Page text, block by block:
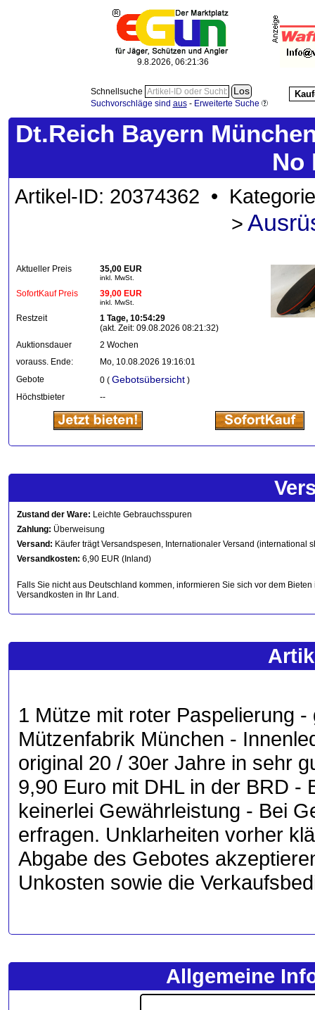
9.8.2026, 06:21:37
Schnellsuche
Suchvorschläge sind aus- Erweiterte Suche
Dt.Reich Bayern
No
Artikel-ID: 20374362 •
>
Aktueller Preis 35,00 EUR
inkl. MwSt.
SofortKauf Preis 39,00 EUR
inkl. MwSt.
Restzeit
1 Tage, 10:54:29
(akt. Zeit: 09.08.2026 08:21:32)
Auktionsdauer
2 Wochen
vorauss. Ende:
Mo, 10.08.2026 19:16:01
Gebote
0 ( Gebotsübersicht )
Höchstbieter
--
Zustand der Ware: Leichte Gebrauchsspuren
Zahlung: Überweisung
Versand: Käufer trägt Versandspesen, Internationaler Versand (international
Versandkosten: 6,90 EUR (Inland)
Falls Sie nicht aus Deutschland kommen, informieren Sie sich vor dem
Versandkosten in Ihr Land.
1 Mütze mit roter Paspelierung
Mützenfabrik München -
original 20 / 30er Jahre in sehr
9,90 Euro mit DHL in der BRD -
keinerlei Gewährleistung - Bei
erfragen. Unklarheiten vorher
Abgabe des Gebotes
Unkosten sowie die
Allgemeine